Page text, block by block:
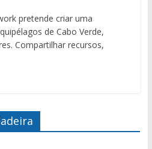
pretende criar uma
de Cabo Verde,
Compartilhar recursos,